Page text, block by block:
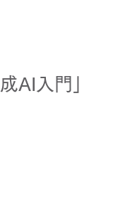
AI入門」